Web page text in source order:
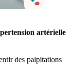
artérielle
des palpitations